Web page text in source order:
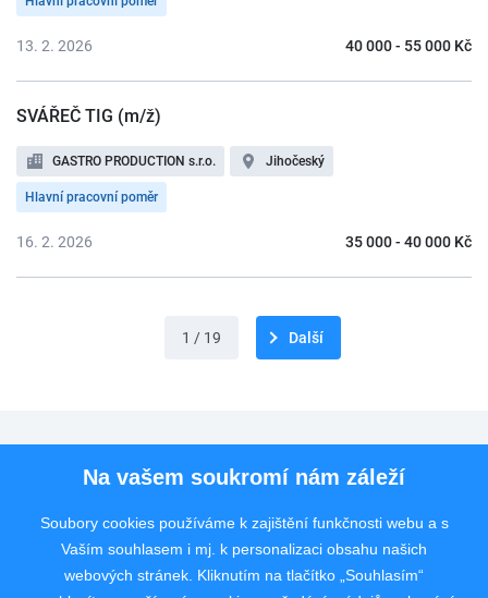
40 000 - 55 000 Kč
13. 2. 2026
SVÁŘEČ TIG (m/ž)
GASTRO PRODUCTION s.r.o. Jihočeský
Hlavní pracovní poměr
35 000 - 40 000 Kč
16. 2. 2026
1 / 19 Další
Pro uchazeče
Rychlý kontakt
Na vašem soukromí nám záleží
Soubory cookies používáme k zajištění funkčnosti webu a s
Vaším souhlasem i mj. k personalizaci obsahu našich
webových stránek. Kliknutím na tlačítko „Souhlasím“